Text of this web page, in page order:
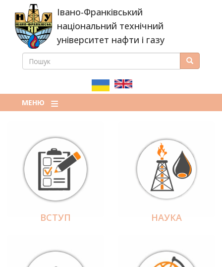
основного
вмісту
Івано-Франківський
національний технічний
університет нафти і газу
ПОШУКОВА
ПОШУК Пошук
МЕНЮ
ВСТУП НАУКА